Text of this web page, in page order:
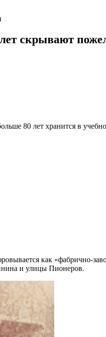
скрывают
80 лет хранится в
как «фабрично-
и улицы Пионеров.